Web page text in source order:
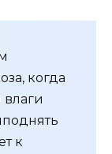
когда
влаги
к